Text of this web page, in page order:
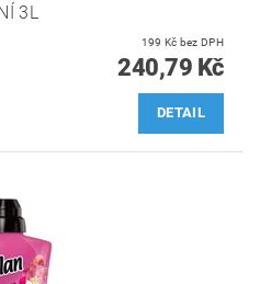
3L
199 Kč bez DPH
240,79 Kč
DETAIL